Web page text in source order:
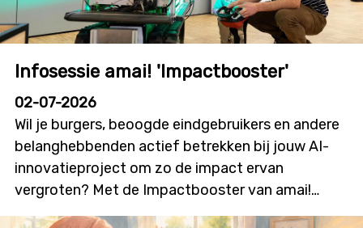
Infosessie amai! 'Impactbooster'
02-07-2026
Wil je burgers, beoogde eindgebruikers en andere
belanghebbenden actief betrekken bij jouw AI-
innovatieproject om zo de impact ervan
vergroten? Met de Impactbooster van amai!
kunnen onderzoekers en innovatoren financiële